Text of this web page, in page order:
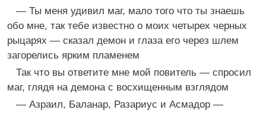
— Ты меня удивил маг, мало того что ты знаешь
обо мне, так тебе известно о моих четырех черных
рыцарях — сказал демон и глаза его через шлем
загорелись ярким пламенем
Так что вы ответите мне мой повитель — спросил
маг, глядя на демона с восхищенным взглядом
— Азраил, Баланар, Разариус и Асмадор —